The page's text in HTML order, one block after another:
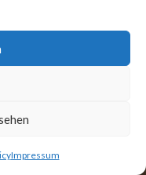
Impressum